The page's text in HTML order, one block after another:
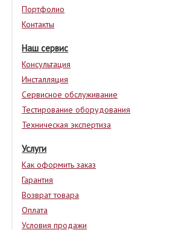
Портфолио
Контакты
Наш сервис
Консультация
Инсталляция
Сервисное обслуживание
Тестирование оборудования
Техническая экспертиза
Услуги
Как оформить заказ
Гарантия
Возврат товара
Оплата
Условия продажи